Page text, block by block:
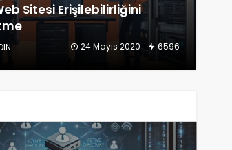
Sitesi Erişilebilirliğini
24 Mayıs 2020 6596